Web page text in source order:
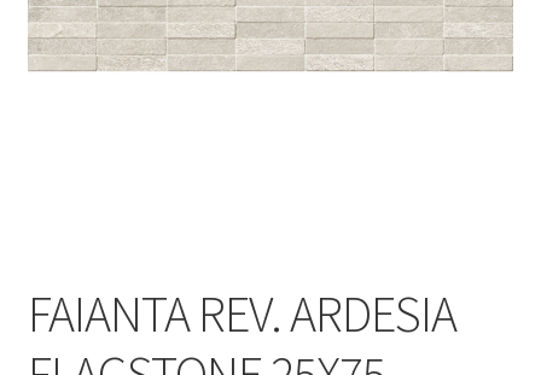
Informatii
Plata si Livrare
Magazin
FAIANTA REV. ARDESIA